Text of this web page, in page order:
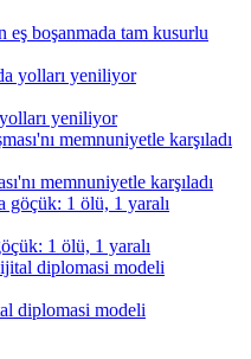
boşanmada tam kusurlu
yeniliyor
memnuniyetle karşıladı
1 ölü, 1 yaralı
diplomasi modeli